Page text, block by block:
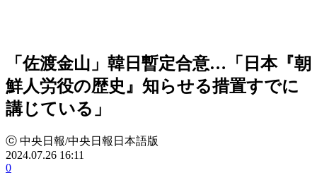
「佐渡金山」韓日暫定合意…「日本『朝
鮮人労役の歴史』知らせる措置すでに
講じている」
ⓒ 中央日報/中央日報日本語版
2024.07.26 16:11
0